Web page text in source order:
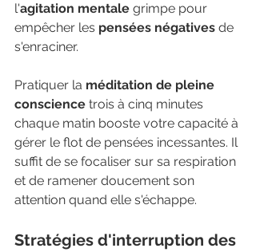
l'agitation mentale grimpe pour
empêcher les pensées négatives de
s'enraciner.
Pratiquer la méditation de pleine
conscience trois à cinq minutes
chaque matin booste votre capacité à
gérer le flot de pensées incessantes. Il
suffit de se focaliser sur sa respiration
et de ramener doucement son
attention quand elle s'échappe.
Stratégies d'interruption des